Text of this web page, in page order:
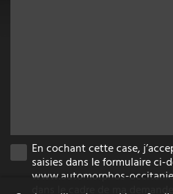
En cochant cette case,
saisies dans le formulaire ci-
www.automorphos-
dans le cadre de ma